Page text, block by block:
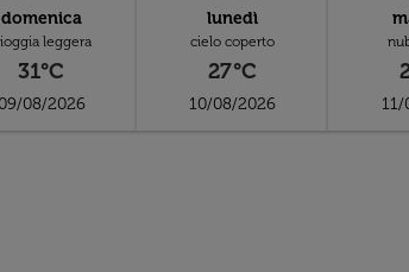
domenica
leggera
31°C
09/08/2026
lunedì
cielo coperto
27°C
10/08/2026